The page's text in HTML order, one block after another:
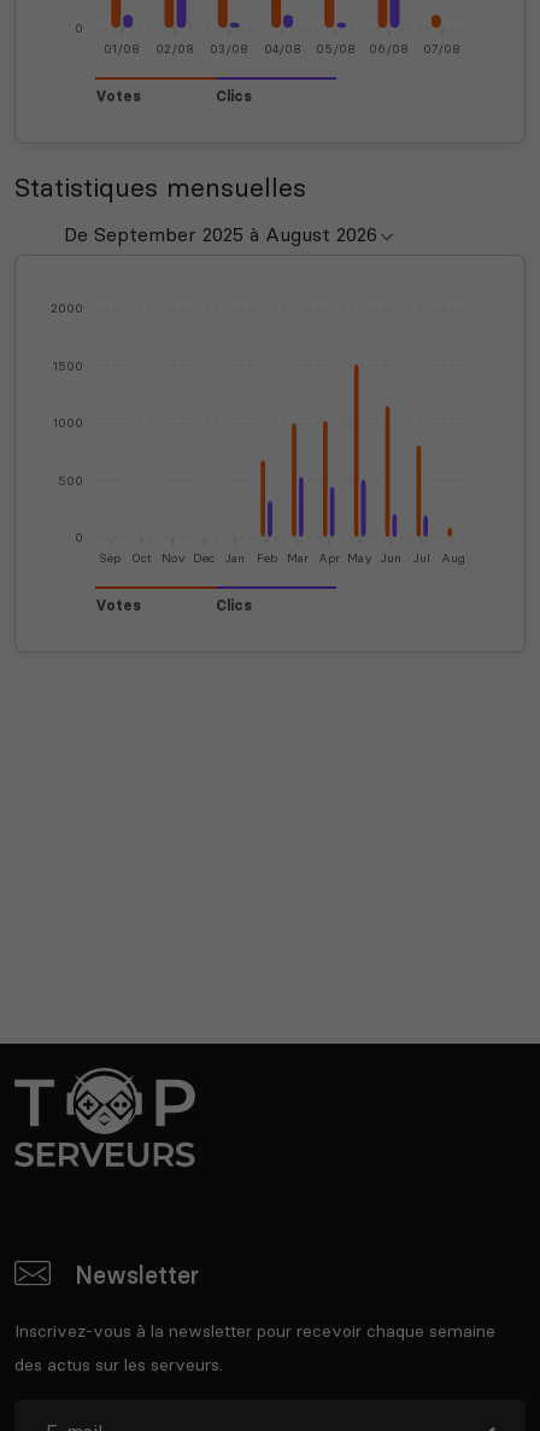
0
01/08 02/08 03/08 04/08 05/08 06/08 07/08
Votes Clics
Statistiques mensuelles
0
500
1000
1500
2000
Sep Oct Nov Dec Jan Feb Mar Apr May Jun Jul Aug
Votes Clics
Newsletter
Inscrivez-vous à la newsletter pour recevoir chaque semaine
des actus sur les serveurs.